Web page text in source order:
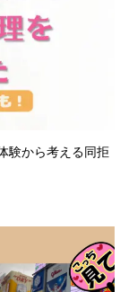
験から考える同拒